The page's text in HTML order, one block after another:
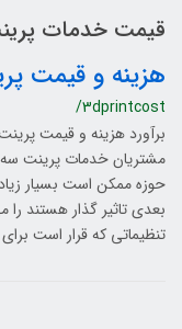
قیمت خدمات
هزینه و قیمت
/3dprintcost
برآورد هزینه و قیمت
مشتریان خدمات پرینت سه
حوزه ممکن است بسیار
بعدی تاثیر گذار هستند
تنظیماتی که قرار است